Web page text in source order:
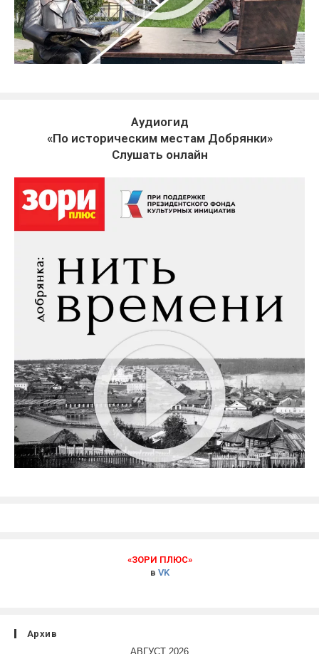
Аудиогид
«По историческим местам Добрянки»
Слушать онлайн
«ЗОРИ ПЛЮС»
в VK
Архив
АВГУСТ 2026